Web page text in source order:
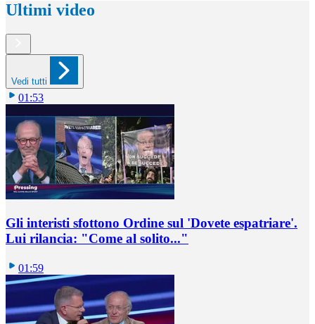
Ultimi video
Vedi tutti
01:53
Gli interisti sfottono Ordine sul 'Dovete espatriare'.
Lui rilancia: "Come al solito..."
01:59